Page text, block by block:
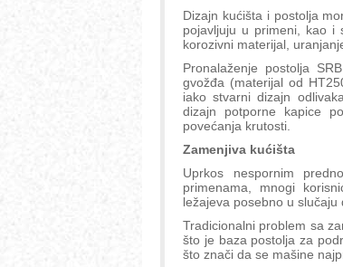
Dizajn kućišta i postolja
pojavljuju u primeni, kao i
korozivni materijal,
Pronalaženje postolja
gvožđa (materijal od
iako stvarni dizajn
dizajn potporne kapice
povećanja krutosti.
Zamenjiva kućišta
Uprkos nespornim
primenama, mnogi
ležajeva posebno u slučaju
Tradicionalni problem sa
što je baza postolja za
što znači da se mašine